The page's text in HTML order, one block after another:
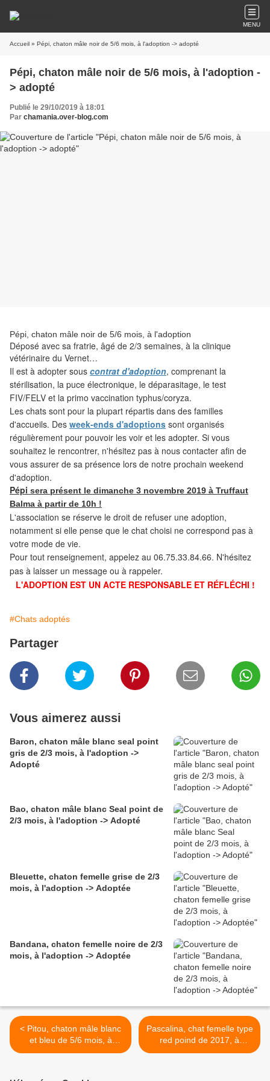
MENU
Accueil » Pépi, chaton mâle noir de 5/6 mois, à l'adoption -> adopté
Pépi, chaton mâle noir de 5/6 mois, à l'adoption -
> adopté
Publié le 29/10/2019 à 18:01
Par chamania.over-blog.com
Pépi, chaton mâle noir de 5/6 mois, à l'adoption
Déposé avec sa fratrie, âgé de 2/3 semaines, à la clinique
vétérinaire du Vernet…
Il est à adopter sous contrat d'adoption, comprenant la
stérilisation, la puce électronique, le déparasitage, le test
FIV/FELV et la primo vaccination typhus/coryza.
Les chats sont pour la plupart répartis dans des familles
d'accueils. Des week-ends d'adoptions sont organisés
régulièrement pour pouvoir les voir et les adopter. Si vous
souhaitez le rencontrer, n'hésitez pas à nous contacter afin de
vous assurer de sa présence lors de notre prochain weekend
d'adoption.
Pépi sera présent le dimanche 3 novembre 2019 à Truffaut
Balma à partir de 10h !
L'association se réserve le droit de refuser une adoption,
notamment si elle pense que le chat choisi ne correspond pas à
votre mode de vie.
Pour tout renseignement, appelez au 06.75.33.84.66. N'hésitez
pas à laisser un message ou à rappeler.
L'ADOPTION EST UN ACTE RESPONSABLE ET RÉFLÉCHI !
#Chats adoptés
Partager
Vous aimerez aussi
Baron, chaton mâle blanc seal point
gris de 2/3 mois, à l'adoption ->
Adopté
Bao, chaton mâle blanc Seal point de
2/3 mois, à l'adoption -> Adopté
Bleuette, chaton femelle grise de 2/3
mois, à l'adoption -> Adoptée
Bandana, chaton femelle noire de 2/3
mois, à l'adoption -> Adoptée
< Pitou, chaton mâle blanc
et bleu de 5/6 mois, à
l'adoption -> adopté
Pascalina, chat femelle type
red poind de 2017, à
l'adoption -> adoptée >